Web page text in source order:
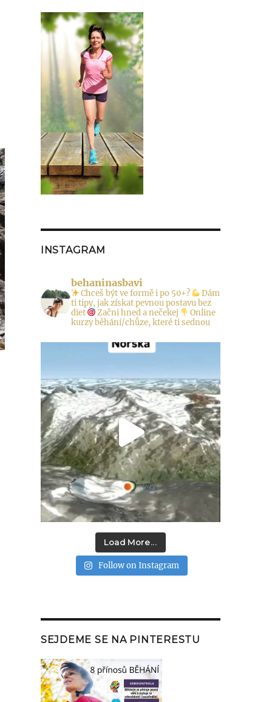
INSTAGRAM
behaninasbavi
Chceš být ve formě i po 50+?
Dám
ti tipy, jak získat pevnou postavu bez
diet
Začni hned a nečekej
Online
kurzy běhání/chůze, které ti sednou
Load More...
Follow on Instagram
SEJDEME SE NA PINTERESTU